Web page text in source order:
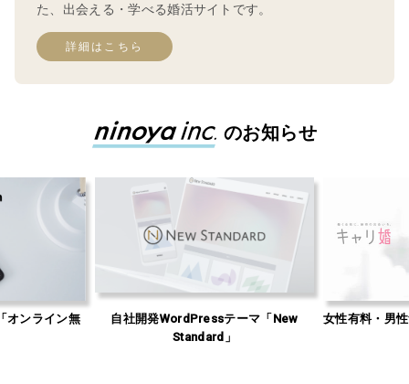
た、出会える・学べる婚活サイトです。
詳細はこちら
のお知らせ
オンライン無
自社開発WordPressテーマ「New
Standard」
女性有料・男